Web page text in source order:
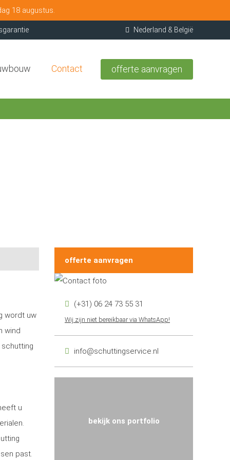
18 augustus.
Nederland & België
Contact offerte aanvragen
wordt uw
wind
u
past.
offerte aanvragen
(+31) 06 24 73 55 31
Wij zijn niet bereikbaar via WhatsApp!
info@schuttingservice.nl
bekijk ons portfolio